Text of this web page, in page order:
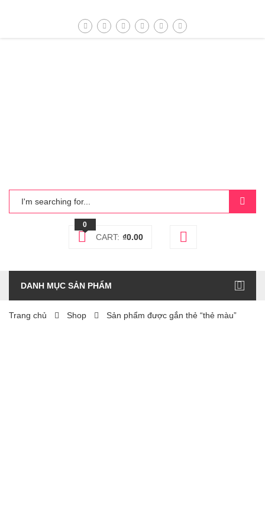
0
CART: ₫0.00
DANH MỤC SẢN PHẨM
Trang chủ Shop Sản phẩm được gắn thẻ “thẻ màu”